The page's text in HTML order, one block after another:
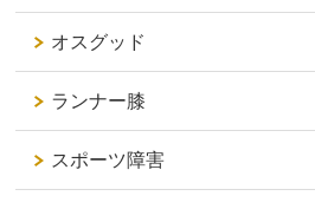
オスグッド
ランナー膝
スポーツ障害